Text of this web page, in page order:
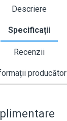
Descriere
Specificații
Recenzii
producător